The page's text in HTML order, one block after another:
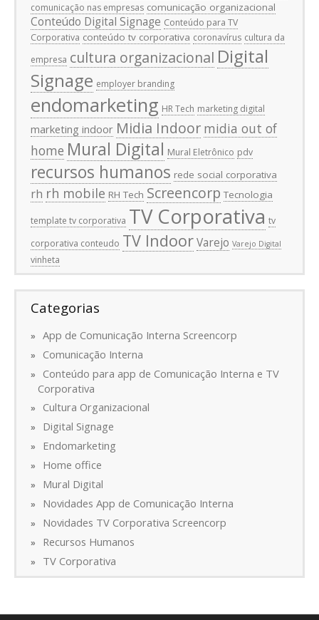
comunicação nas empresas comunicação organizacional
Conteúdo Digital Signage Conteúdo para TV
Corporativa conteúdo tv corporativa coronavírus cultura da
empresa cultura organizacional Digital
Signage employer branding
endomarketing HR Tech marketing digital
marketing indoor Midia Indoor midia out of
home Mural Digital Mural Eletrônico pdv
recursos humanos rede social corporativa
rh rh mobile RH Tech Screencorp Tecnologia
template tv corporativa TV Corporativa tv
corporativa conteudo TV IndoorVarejo Varejo Digital
vinheta
Categorias
App de Comunicação Interna Screencorp
Comunicação Interna
Conteúdo para app de Comunicação Interna e TV
Corporativa
Cultura Organizacional
Digital Signage
Endomarketing
Home office
Mural Digital
Novidades App de Comunicação Interna
Novidades TV Corporativa Screencorp
Recursos Humanos
TV Corporativa